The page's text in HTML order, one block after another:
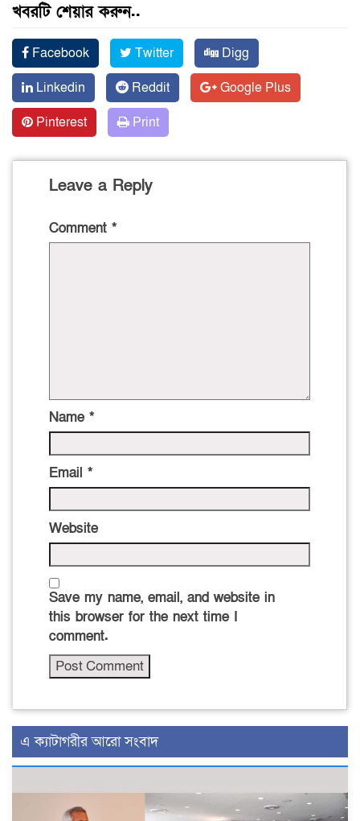
খবরটি শেয়ার করুন..
Facebook Twitter
Digg
Linkedin
Reddit
Google Plus
Pinterest
Print
Leave a Reply
Comment *
Name *
Email *
Website
Save my name, email, and website in
this browser for the next time I
comment.
এ ক্যাটাগরীর আরো সংবাদ